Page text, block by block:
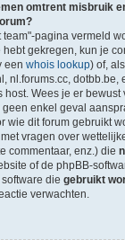
omtrent misbruik
pagina vermeld
gekregen, kun je
een whois lookup) of,
nl.forums.cc, dotbb.be,
Wees je er bewust
geen enkel geval
wie dit forum gebruikt
vragen over
commentaar, enz.) die
of de phpBB-
die gebruikt
verwachten.